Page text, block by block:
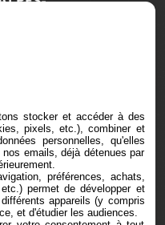
stocker et accéder à des
pixels, etc.), combiner et
personnelles, qu'elles
emails, déjà détenues par
préférences, achats,
permet de développer et
appareils (y compris
et d'étudier les audiences.